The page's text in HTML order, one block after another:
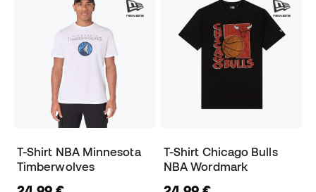
T-Shirt NBA Minnesota
Timberwolves
T-Shirt Chicago Bulls
NBA Wordmark